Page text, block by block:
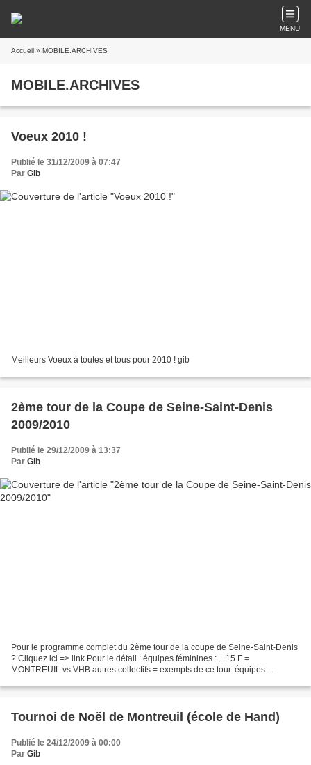
MENU
Accueil » MOBILE.ARCHIVES
MOBILE.ARCHIVES
Voeux 2010 !
Publié le 31/12/2009 à 07:47
Par Gib
Meilleurs Voeux à toutes et tous pour 2010 ! gib
2ème tour de la Coupe de Seine-Saint-Denis
2009/2010
Publié le 29/12/2009 à 13:37
Par Gib
Pour le programme complet du 2ème tour de la coupe de Seine-Saint-Denis
? Cliquez ici => link Pour le détail : équipes féminines : + 15 F =
MONTREUIL vs VHB autres collectifs = exempts de ce tour. équipes
Tournoi de Noël de Montreuil (école de Hand)
Publié le 24/12/2009 à 00:00
Par Gib